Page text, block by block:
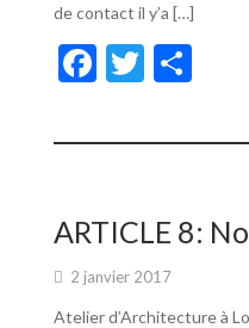
de contact il y’a […]
F
e
o
o
k
T
itt ta
er
ARTICLE 8:
2 janvier 2017
Atelier d’Architecture à